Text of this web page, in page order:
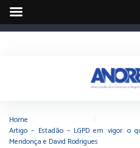
Home
Artigo – Estadão – LGPD em vigor: o
Mendonça e David Rodrigues